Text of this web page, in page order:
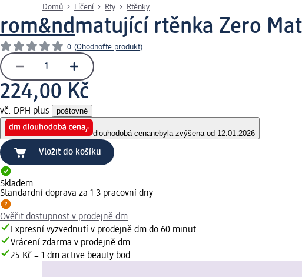
Domů Líčení Rty Rtěnky
rom&ndmatující rtěnka Zero
0 (Ohodnoťte produkt)
224,00 Kč
vč. DPH plus poštovné
dlouhodobá cenanebyla zvýšena od 12.01.2026
Vložit do košíku
Skladem
Standardní doprava za 1-3 pracovní dny
Ověřit dostupnost v prodejně dm
Expresní vyzvednutí v prodejně dm do 60 minut
Vrácení zdarma v prodejně dm
25 Kč = 1 dm active beauty bod